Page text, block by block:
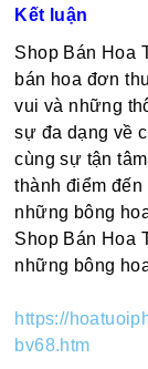
Kết luận
Shop Bán Hoa
bán hoa đơn
vui và những
sự đa dạng về
cùng sự tận
thành điểm
những bông
Shop Bán Hoa
những bông
https://
bv68.htm